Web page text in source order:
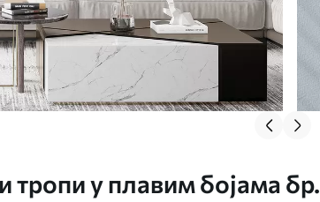
тропи у плавим бојама бр.